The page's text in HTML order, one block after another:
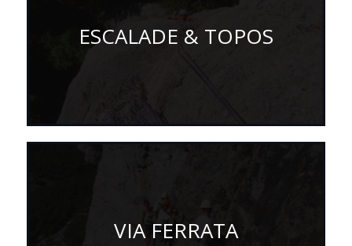
ESCALADE & TOPOS
VIA FERRATA